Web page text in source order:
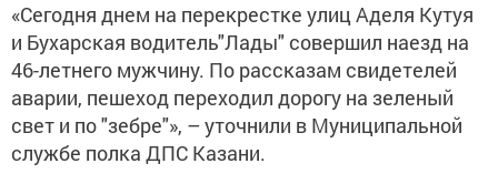
«Сегодня днем на перекрестке улиц Аделя Кутуя
и Бухарская водитель"Лады" совершил наезд на
46-летнего мужчину. По рассказам свидетелей
аварии, пешеход переходил дорогу на зеленый
свет и по "зебре"», – уточнили в Муниципальной
службе полка ДПС Казани.